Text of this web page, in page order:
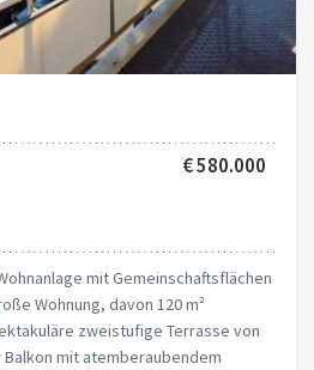
€ 580.000
mit Gemeinschaftsflächen
Wohnung, davon 120 m²
zweistufige Terrasse von
Balkon mit atemberaubendem